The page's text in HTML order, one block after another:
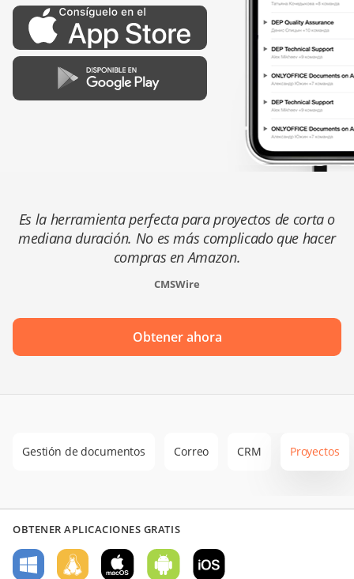
Es la herramienta perfecta para proyectos de corta o
mediana duración. No es más complicado que hacer
compras en Amazon.
CMSWire
Obtener ahora
Gestión de documentos Correo CRM Proyectos
OBTENER APLICACIONES GRATIS